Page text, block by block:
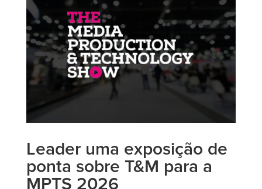
Leader uma exposição de
ponta sobre T&M para a
MPTS 2026